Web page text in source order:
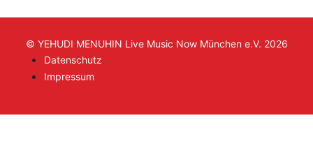
© YEHUDI MENUHIN Live Music Now München e.V. 2026
Datenschutz
Impressum